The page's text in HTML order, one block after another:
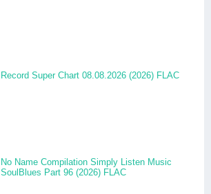
Record Super Chart 08.08.2026 (2026) FLAC
No Name Compilation Simply Listen Music
SoulBlues Part 96 (2026) FLAC